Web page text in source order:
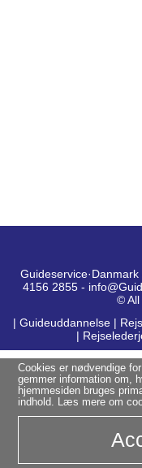
4156 2855 -
© All
| Guideuddannelse |
|
Cookies er nødvendige
gemmer information om,
hjemmesiden bruges
indhold. Læs mere om